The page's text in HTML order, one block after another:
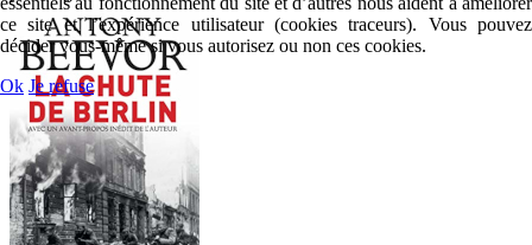
ce site et l’expérience utilisateur (cookies traceurs). Vous pouvez
décider vous-même si vous autorisez ou non ces cookies.
Ok Je refuse